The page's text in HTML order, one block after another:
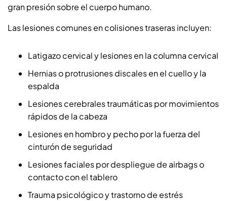
gran presión sobre el cuerpo humano.
Las lesiones comunes en colisiones traseras incluyen:
Latigazo cervical y lesiones en la columna cervical
Hernias o protrusiones discales en el cuello y la
espalda
Lesiones cerebrales traumáticas por movimientos
rápidos de la cabeza
Lesiones en hombro y pecho por la fuerza del
cinturón de seguridad
Lesiones faciales por despliegue de airbags o
contacto con el tablero
Trauma psicológico y trastorno de estrés